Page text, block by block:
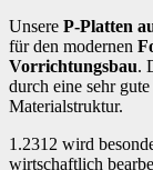
Unsere P-Platten
für den modernen
Vorrichtungsbau.
durch eine sehr
Materialstruktur.
1.2312 wird
wirtschaftlich